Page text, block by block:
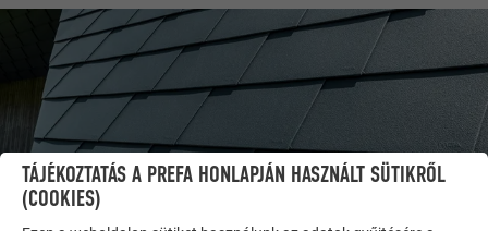
TÁJÉKOZTATÁS A PREFA HONLAPJÁN HASZNÁLT SÜTIKRŐL
(COOKIES)